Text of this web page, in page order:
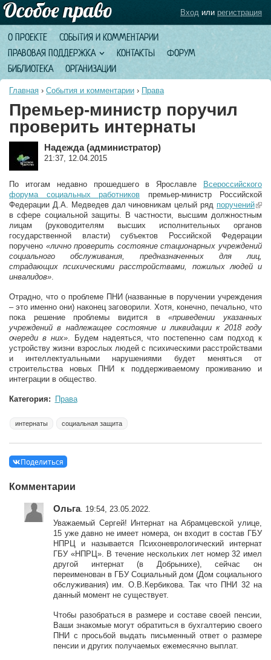
О ПРОЕКТЕ
СОБЫТИЯ И КОММЕНТАРИИ
ПРАВОВАЯ ПОДДЕРЖКА
КОНТАКТЫ
ФОРУМ
БИБЛИОТЕКА
ОРГАНИЗАЦИИ
Вход или регистрация
Главная › События и комментарии › Права
Премьер-министр поручил
проверить интернаты
Надежда (администратор)
21:37, 12.04.2015
По итогам недавно прошедшего в Ярославле
Всероссийского
форума социальных работников премьер-министр Российской
Федерации Д.А. Медведев дал чиновникам целый ряд поручений
в сфере социальной защиты. В частности, высшим должностным
лицам (руководителям высших исполнительных органов
государственной власти) субъектов Российской Федерации
поручено «лично проверить состояние стационарных учреждений
социального обслуживания, предназначенных для лиц,
страдающих психическими расстройствами, пожилых людей и
инвалидов».
Отрадно, что о проблеме ПНИ (названные в поручении учреждения
– это именно они) наконец заговорили. Хотя, конечно, печально, что
пока решение проблемы видится в«приведении указанных
учреждений в надлежащее состояние и ликвидации к 2018 году
очереди в них». Будем надеяться, что постепенно сам подход к
устройству жизни взрослых людей с психическими расстройствами
и интеллектуальными нарушениями будет меняться от
строительства новых ПНИ к поддерживаемому проживанию и
интеграции в общество.
Категория: Права
интернаты социальная защита
Поделиться
Комментарии
Ольга. 19:54, 23.05.2022.
Уважаемый Сергей! Интернат на Абрамцевской улице,
15 уже давно не имеет номера, он входит в состав ГБУ
НПРЦ и называется Психоневрологический интернат
ГБУ «НПРЦ». В течение нескольких лет номер 32 имел
другой интернат (в Добрынихе), сейчас он
переименован в ГБУ Социальный дом (Дом социального
обслуживания) им. О.В.Кербикова. Так что ПНИ 32 на
данный момент не существует.
Чтобы разобраться в размере и составе своей пенсии,
Ваши знакомые могут обратиться в бухгалтерию своего
ПНИ с просьбой выдать письменный ответ о размере
пенсии и других получаемых ежемесячно выплат.